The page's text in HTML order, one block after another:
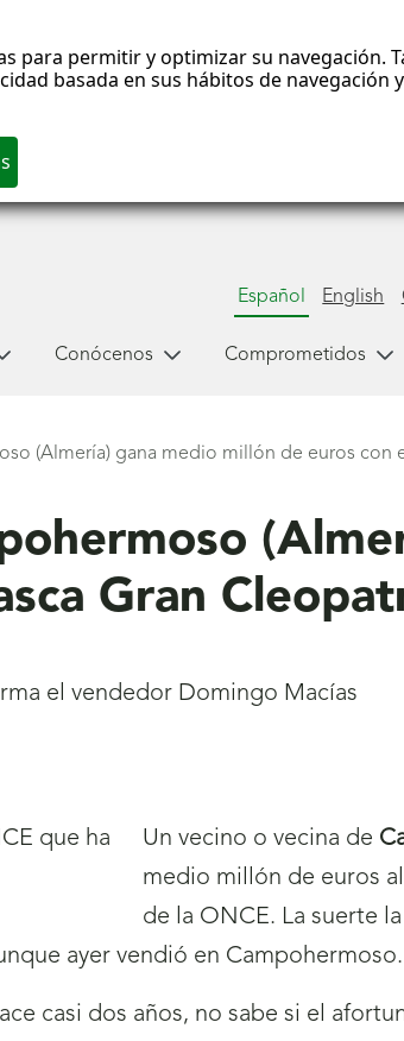
para permitir y optimizar su
basada en sus hábitos de
Español English
Conócenos Comprometidos
(Almería) gana medio millón de euros con
Gran
el vendedor Domingo Macías
Un vecino o vecina de
medio millón de euros
de la ONCE. La suerte
ayer vendió en Campohermoso.
casi dos años, no sabe si el